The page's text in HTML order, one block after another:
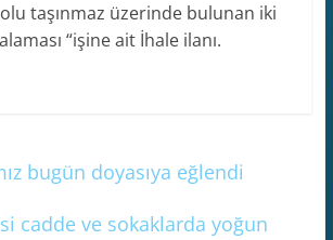
taşınmaz üzerinde bulunan iki
“işine ait İhale ilanı.
bugün doyasıya eğlendi
cadde ve sokaklarda yoğun